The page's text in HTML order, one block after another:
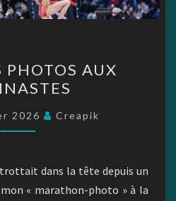
PHOTOS
AUX
GYMNASTES
PHOTOS AUX
2026 Creapik
dans la tête depuis un
« marathon-photo » à la